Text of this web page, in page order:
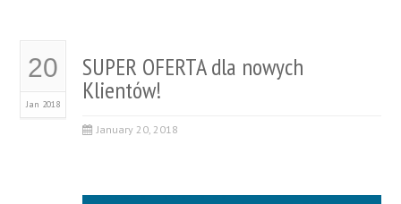
20
Jan 2018
SUPER OFERTA dla nowych
Klientów!
January 20, 2018